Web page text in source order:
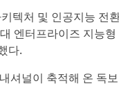
텍처 및 인공지능
엔터프라이즈 지능
다.
셔널이 축적해 온